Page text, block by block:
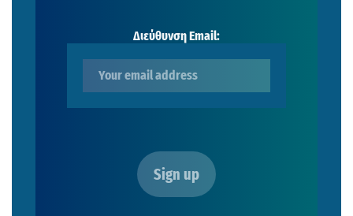
Διεύθυνση Email: